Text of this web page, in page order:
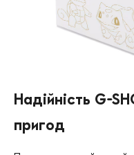
Надійність G-
пригод